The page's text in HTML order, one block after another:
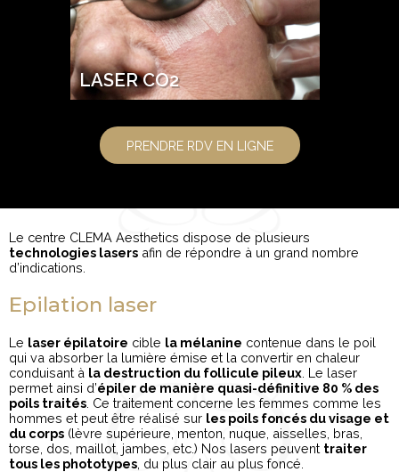
LASER CO2
PRENDRE RDV EN LIGNE
Le centre CLEMA Aesthetics dispose de plusieurs
technologies lasers afin de répondre à un grand nombre
d’indications.
Epilation laser
Le laser épilatoire cible la mélanine contenue dans le poil
qui va absorber la lumière émise et la convertir en chaleur
conduisant à la destruction du follicule pileux . Le laser
permet ainsi d’épiler de manière quasi-définitive 80 % des
poils traités . Ce traitement concerne les femmes comme les
hommes et peut être réalisé sur les poils foncés du visage et
du corps (lèvre supérieure, menton, nuque, aisselles, bras,
torse, dos, maillot, jambes, etc.) Nos lasers peuvent traiter
tous les phototypes , du plus clair au plus foncé.